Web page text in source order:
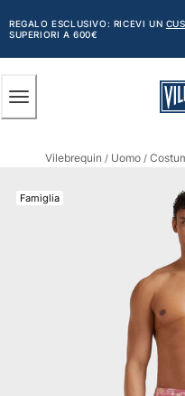
AL
CONTENUTO
PRINCIPALE
REGALO ESCLUSIVO: RICEVI UN
SUPERIORI A 600€
Vedi tutti i Uomo
Costumi da
Pantaloncini mare
Classico stretch
Classico ultraleggero
Ricamati Edizione
Cintura piatta
Classico corto
Classico lungo
Vilebrequin / Uomo /
Famiglia